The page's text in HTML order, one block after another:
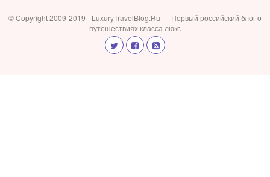
© Copyright 2009-2019 - LuxuryTravelBlog.Ru — Первый российский блог о
путешествиях класса люкс